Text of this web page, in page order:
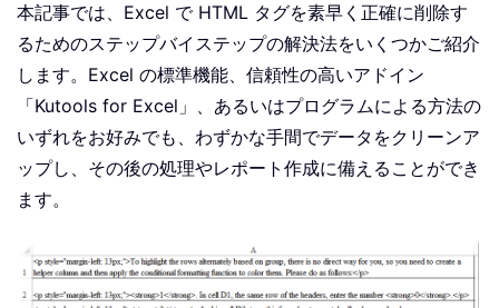
本記事では、Excel で HTML タグを素早く正確に削除す
るためのステップバイステップの解決法をいくつかご紹介
します。Excel の標準機能、信頼性の高いアドイン
「Kutools for Excel」、あるいはプログラムによる方法の
いずれをお好みでも、わずかな手間でデータをクリーンア
ップし、その後の処理やレポート作成に備えることができ
ます。